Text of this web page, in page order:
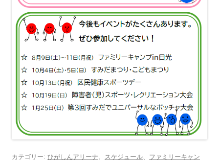
カテゴリー: ひがしんアリーナ、 スケジュール、 ファミリーキャン